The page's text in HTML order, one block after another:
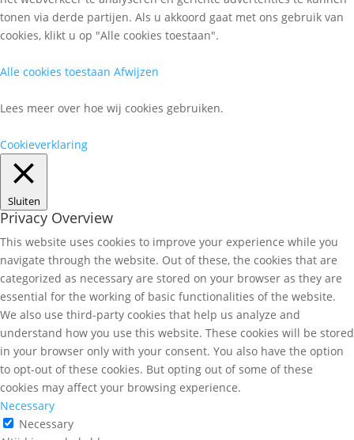
tonen via derde partijen. Als u akkoord gaat met ons gebruik van
cookies, klikt u op "Alle cookies toestaan".
Alle cookies toestaan Afwijzen
Lees meer over hoe wij cookies gebruiken.
Cookieverklaring
Sluiten
Privacy Overview
This website uses cookies to improve your experience while you
navigate through the website. Out of these, the cookies that are
categorized as necessary are stored on your browser as they are
essential for the working of basic functionalities of the website.
We also use third-party cookies that help us analyze and
understand how you use this website. These cookies will be stored
in your browser only with your consent. You also have the option
to opt-out of these cookies. But opting out of some of these
cookies may affect your browsing experience.
Necessary
Necessary